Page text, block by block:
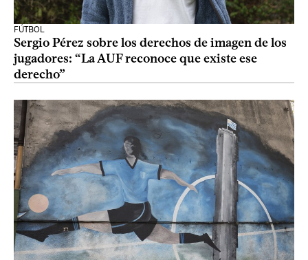
FÚTBOL
Sergio Pérez sobre los derechos de imagen de los
jugadores: “La AUF reconoce que existe ese
derecho”